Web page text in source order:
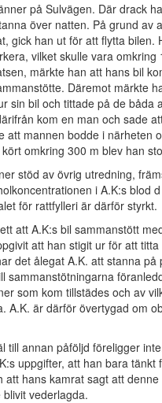
på Sulvägen. Där drack
över natten. På grund av
gick han ut för att flytta bilen.
vilket skulle vara omkring
märkte han att hans bil
Däremot märkte
sin bil och tittade på de båda
kom en man och sade
att mannen bodde i närheten
omkring 300 m blev han
stöd av övrig utredning,
i A.K:s blod
för rattfylleri är därför styrkt.
att A.K:s bil sammanstött
att han stigit ur för att
det ålegat A.K. att stanna på
sammanstötningarna
som kom tillstädes och av
A.K. är därför övertygad om
till annan påföljd föreligger
uppgifter, att han bara tänkt
hans kamrat sagt att
vederlagda.